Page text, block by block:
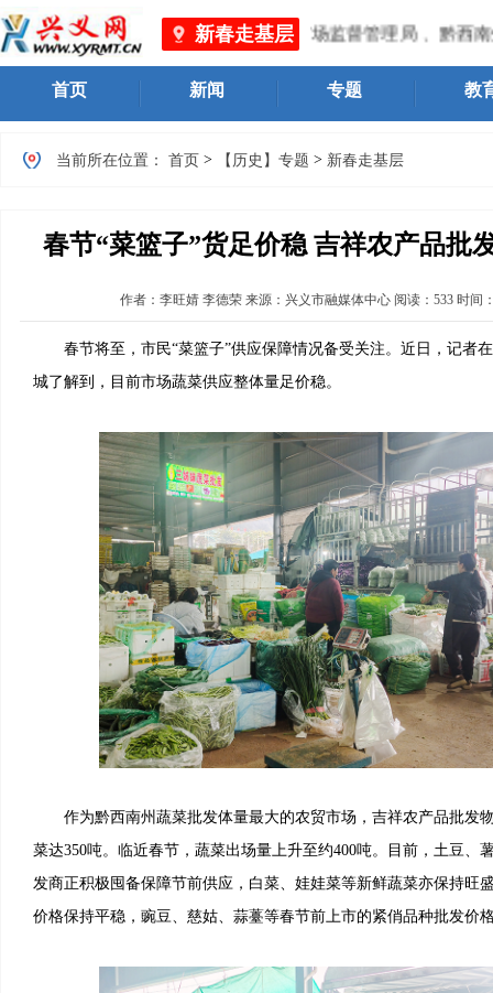
新春走基层
黔西南州市场监督管理局 、黔西南
首页 新闻 专题 教
当前所在位置： 首页 > 【历史】专题 > 新春走基层
春节“菜篮子”货足价稳 吉祥农产品批
作者： 李旺婧 李德荣 来源：兴义市融媒体中心 阅读： 533 时间
春节将至，市民“菜篮子”供应保障情况备受关注。近日，记者
城了解到，目前市场蔬菜供应整体量足价稳。
作为黔西南州蔬菜批发体量最大的农贸市场，吉祥农产品批发
菜达350吨。临近春节，蔬菜出场量上升至约400吨。目前，土豆、
发商正积极囤备保障节前供应，白菜、娃娃菜等新鲜蔬菜亦保持旺
价格保持平稳，豌豆、慈姑、蒜薹等春节前上市的紧俏品种批发价